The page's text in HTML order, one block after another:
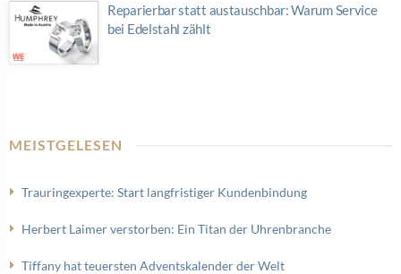
Reparierbar statt austauschbar: Warum Service
bei Edelstahl zählt
MEISTGELESEN
Trauringexperte: Start langfristiger Kundenbindung
Herbert Laimer verstorben: Ein Titan der Uhrenbranche
Tiffany hat teuersten Adventskalender der Welt